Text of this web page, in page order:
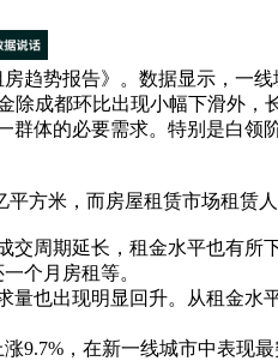
势报告》。数据显示，一
成都环比出现小幅下滑外，
的必要需求。特别是白领
方米，而房屋租赁市场租赁人
周期延长，租金水平也有所
个月房租等。
出现明显回升。从租金水
，在新一线城市中表现